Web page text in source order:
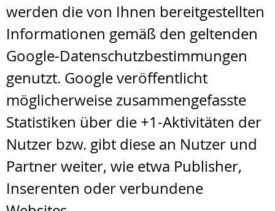
werden die von Ihnen bereitgestellten
Informationen gemäß den geltenden
Google-Datenschutzbestimmungen
genutzt. Google veröffentlicht
möglicherweise zusammengefasste
Statistiken über die +1-Aktivitäten der
Nutzer bzw. gibt diese an Nutzer und
Partner weiter, wie etwa Publisher,
Inserenten oder verbundene